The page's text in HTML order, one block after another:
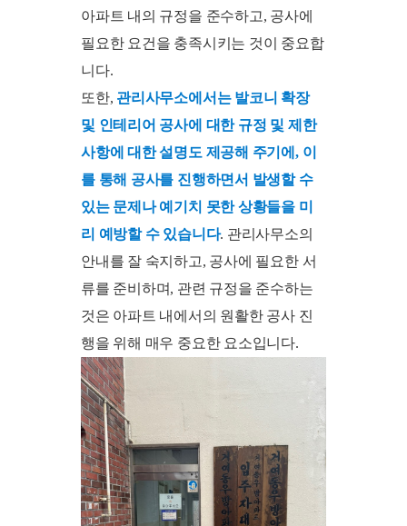
아파트 내의 규정을 준수하고, 공사에
필요한 요건을 충족시키는 것이 중요합
니다.
또한, 관리사무소에서는 발코니 확장
및 인테리어 공사에 대한 규정 및 제한
사항에 대한 설명도 제공해 주기에, 이
를 통해 공사를 진행하면서 발생할 수
있는 문제나 예기치 못한 상황들을 미
리 예방할 수 있습니다. 관리사무소의
안내를 잘 숙지하고, 공사에 필요한 서
류를 준비하며, 관련 규정을 준수하는
것은 아파트 내에서의 원활한 공사 진
행을 위해 매우 중요한 요소입니다.